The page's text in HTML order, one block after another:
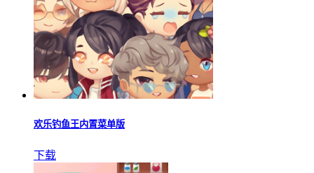
欢乐钓鱼王内置菜单版
下载